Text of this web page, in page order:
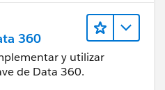
360
y utilizar
de Data 360.